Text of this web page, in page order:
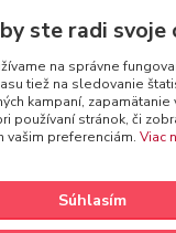
ste radi svoje
na správne
tiež na sledovanie
kampaní,
používaní stránok, či
vašim preferenciám. Viac
Súhlasím